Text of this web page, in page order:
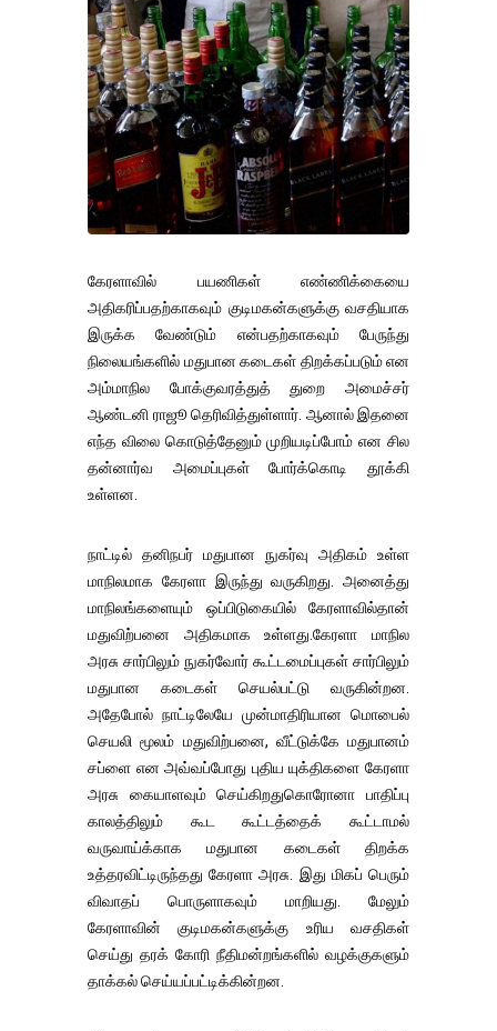
கேரளாவில் பயணிகள் எண்ணிக்கையை
அதிகரிப்பதற்காகவும் குடிமகன்களுக்கு வசதியாக
இருக்க வேண்டும் என்பதற்காகவும் பேருந்து
நிலையங்களில் மதுபான கடைகள் திறக்கப்படும் என
அம்மாநில போக்குவரத்துத் துறை அமைச்சர்
ஆண்டனி ராஜூ தெரிவித்துள்ளார். ஆனால் இதனை
எந்த விலை கொடுத்தேனும் முறியடிப்போம் என சில
தன்னார்வ அமைப்புகள் போர்க்கொடி தூக்கி
உள்ளன.
நாட்டில் தனிநபர் மதுபான நுகர்வு அதிகம் உள்ள
மாநிலமாக கேரளா இருந்து வருகிறது. அனைத்து
மாநிலங்களையும் ஒப்பிடுகையில் கேரளாவில்தான்
மதுவிற்பனை அதிகமாக உள்ளது.கேரளா மாநில
அரசு சார்பிலும் நுகர்வோர் கூட்டமைப்புகள் சார்பிலும்
மதுபான கடைகள் செயல்பட்டு வருகின்றன.
அதேபோல் நாட்டிலேயே முன்மாதிரியான மொபைல்
செயலி மூலம் மதுவிற்பனை, வீட்டுக்கே மதுபானம்
சப்ளை என அவ்வப்போது புதிய யுக்திகளை கேரளா
அரசு கையாளவும் செய்கிறதுகொரோனா பாதிப்பு
காலத்திலும் கூட கூட்டத்தைக் கூட்டாமல்
வருவாய்க்காக மதுபான கடைகள் திறக்க
உத்தரவிட்டிருந்தது கேரளா அரசு. இது மிகப் பெரும்
விவாதப் பொருளாகவும் மாறியது. மேலும்
கேரளாவின் குடிமகன்களுக்கு உரிய வசதிகள்
செய்து தரக் கோரி நீதிமன்றங்களில் வழக்குகளும்
தாக்கல் செய்யப்பட்டிக்கின்றன.